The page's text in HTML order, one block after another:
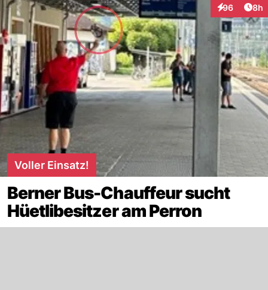
96
Interaktionen
8h
Voller Einsatz!
Berner Bus-Chauffeur sucht
Hüetlibesitzer am Perron